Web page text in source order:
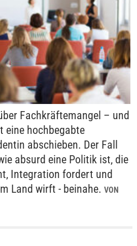
Fachkräftemangel – und
eine hochbegabte
abschieben. Der Fall
absurd eine Politik ist, die
Integration fordert und
Land wirft - beinahe. VON